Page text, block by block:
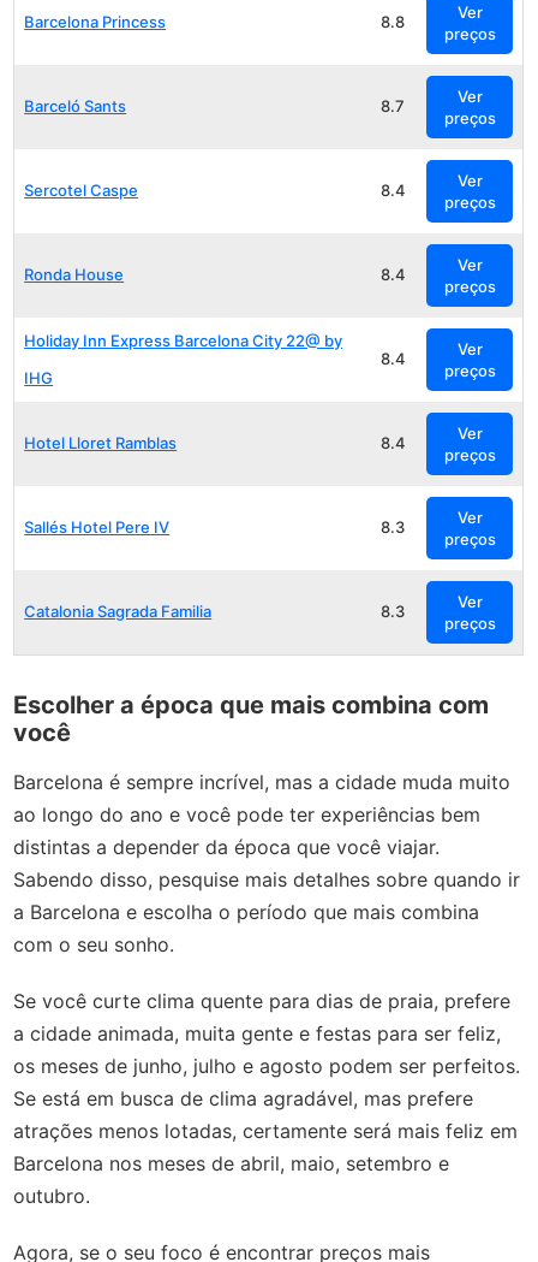
Barcelona Princess 8.8
Ver
preços
Barceló Sants 8.7
Ver
preços
Sercotel Caspe 8.4
Ver
preços
Ronda House 8.4
Ver
preços
Holiday Inn Express Barcelona City 22@ by
IHG
8.4
Ver
preços
Hotel Lloret Ramblas 8.4
Ver
preços
Sallés Hotel Pere IV 8.3
Ver
preços
Catalonia Sagrada Familia 8.3
Ver
preços
Escolher a época que mais combina com
você
Barcelona é sempre incrível, mas a cidade muda muito
ao longo do ano e você pode ter experiências bem
distintas a depender da época que você viajar.
Sabendo disso, pesquise mais detalhes sobre quando ir
a Barcelona e escolha o período que mais combina
com o seu sonho.
Se você curte clima quente para dias de praia, prefere
a cidade animada, muita gente e festas para ser feliz,
os meses de junho, julho e agosto podem ser perfeitos.
Se está em busca de clima agradável, mas prefere
atrações menos lotadas, certamente será mais feliz em
Barcelona nos meses de abril, maio, setembro e
outubro.
Agora, se o seu foco é encontrar preços mais